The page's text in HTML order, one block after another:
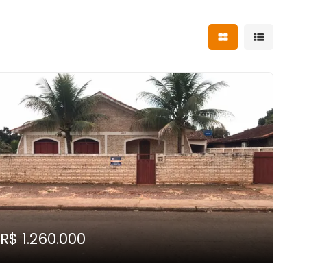
Mostrar resultados
Mostrar
R$ 1.260.000